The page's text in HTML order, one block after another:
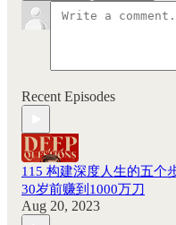
Recent Episodes
115 构建深度人生的五个
30岁前赚到1000万刀
Aug 20, 2023